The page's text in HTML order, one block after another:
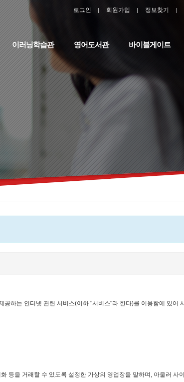
로그인 회원가입 정보찾기
이러닝학습관 영어도서관 바이블게이트
하는 인터넷 관련 서비스(이하 "서비스"라 한다)를 이용함에 있어
등을 거래할 수 있도록 설정한 가상의 영업장을 말하며, 아울러 사